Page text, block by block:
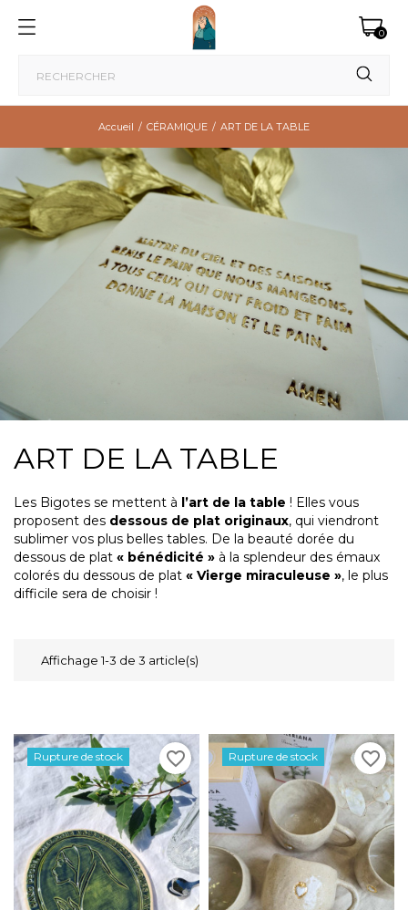
0
Accueil CÉRAMIQUE ART DE LA TABLE
ART DE LA TABLE
Les Bigotes se mettent à l’art de la table ! Elles vous
proposent des dessous de plat originaux, qui viendront
sublimer vos plus belles tables. De la beauté dorée du
dessous de plat « bénédicité » à la splendeur des émaux
colorés du dessous de plat « Vierge miraculeuse », le plus
difficile sera de choisir !
Affichage 1-3 de 3 article(s)
Rupture de stock favorite_border Rupture de stock favorite_border